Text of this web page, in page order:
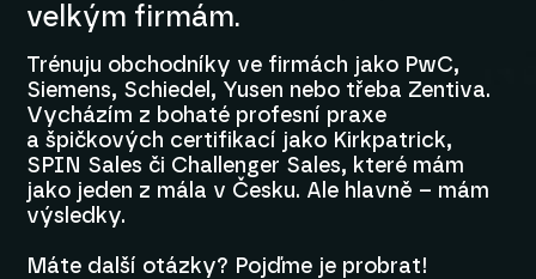
velkým firmám.
Trénuju obchodníky ve firmách jako PwC,
Siemens, Schiedel, Yusen nebo třeba Zentiva.
Vycházím z bohaté profesní praxe
a špičkových certifikací jako Kirkpatrick,
SPIN Sales či Challenger Sales, které mám
jako jeden z mála v Česku. Ale hlavně – mám
výsledky.
Máte další otázky? Pojďme je probrat!